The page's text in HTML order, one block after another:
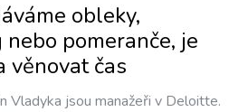
obleky,
pomeranče, je
věnovat čas
Vladyka jsou manažeři v Deloitte.